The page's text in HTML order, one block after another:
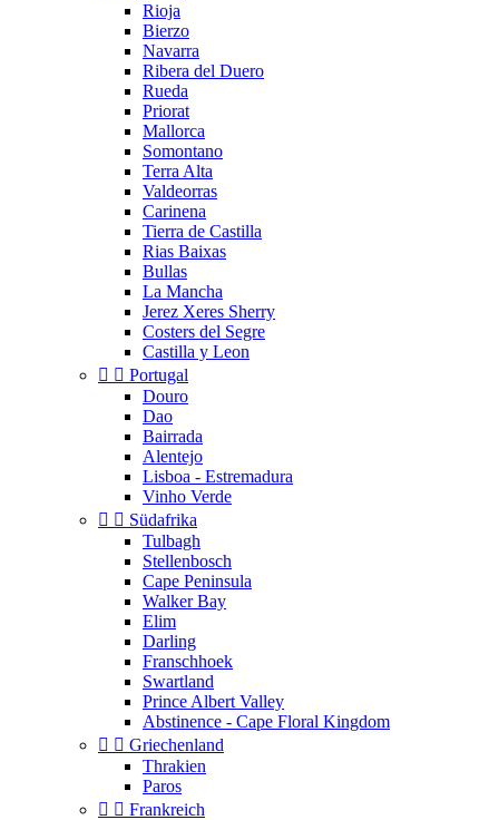
Rioja
Bierzo
Navarra
Ribera del Duero
Rueda
Priorat
Mallorca
Somontano
Terra Alta
Valdeorras
Carinena
Tierra de Castilla
Rias Baixas
Bullas
La Mancha
Jerez Xeres Sherry
Costers del Segre
Castilla y Leon
  Portugal
Douro
Dao
Bairrada
Alentejo
Lisboa - Estremadura
Vinho Verde
  Südafrika
Tulbagh
Stellenbosch
Cape Peninsula
Walker Bay
Elim
Darling
Franschhoek
Swartland
Prince Albert Valley
Abstinence - Cape Floral Kingdom
  Griechenland
Thrakien
Paros
  Frankreich